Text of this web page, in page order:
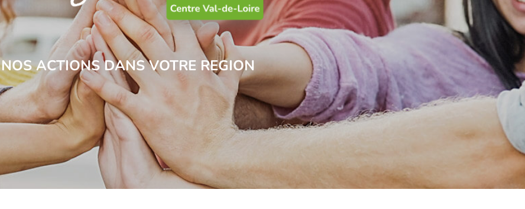
NOS ACTIONS DANS VOTRE REGION